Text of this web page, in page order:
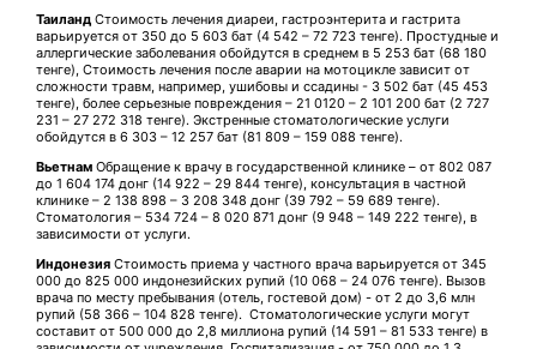
Таиланд Стоимость лечения диареи, гастроэнтерита и гастрита
варьируется от 350 до 5 603 бат (4 542 – 72 723 тенге). Простудные и
аллергические заболевания обойдутся в среднем в 5 253 бат (68 180
тенге), Стоимость лечения после аварии на мотоцикле зависит от
сложности травм, например, ушибовы и ссадины - 3 502 бат (45 453
тенге), более серьезные повреждения – 21 0120 – 2 101 200 бат (2 727
231 – 27 272 318 тенге). Экстренные стоматологические услуги
обойдутся в 6 303 – 12 257 бат (81 809 – 159 088 тенге).
Вьетнам Обращение к врачу в государственной клинике – от 802 087
до 1 604 174 донг (14 922 – 29 844 тенге), консультация в частной
клинике – 2 138 898 – 3 208 348 донг (39 792 – 59 689 тенге).
Стоматология – 534 724 – 8 020 871 донг (9 948 – 149 222 тенге), в
зависимости от услуги.
Индонезия Стоимость приема у частного врача варьируется от 345
000 до 825 000 индонезийских рупий (10 068 – 24 076 тенге). Вызов
врача по месту пребывания (отель, гостевой дом) - от 2 до 3,6 млн
рупий (58 366 – 104 828 тенге). Стоматологические услуги могут
составит от 500 000 до 2,8 миллиона рупий (14 591 – 81 533 тенге) в